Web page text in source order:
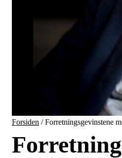
Forsiden /Forretningsgevinstene